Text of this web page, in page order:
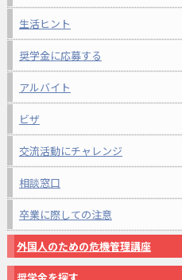
生活ヒント
奨学金に応募する
アルバイト
ビザ
交流活動にチャレンジ
相談窓口
卒業に際しての注意
外国人のための危機管理講座
奨学金を探す